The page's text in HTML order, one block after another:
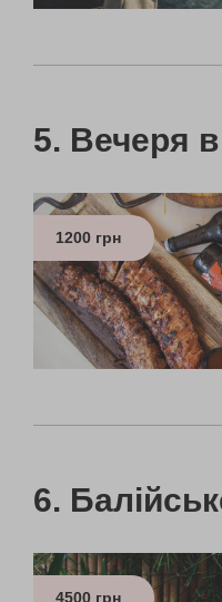
Вечеря
1200 грн
4500 грн